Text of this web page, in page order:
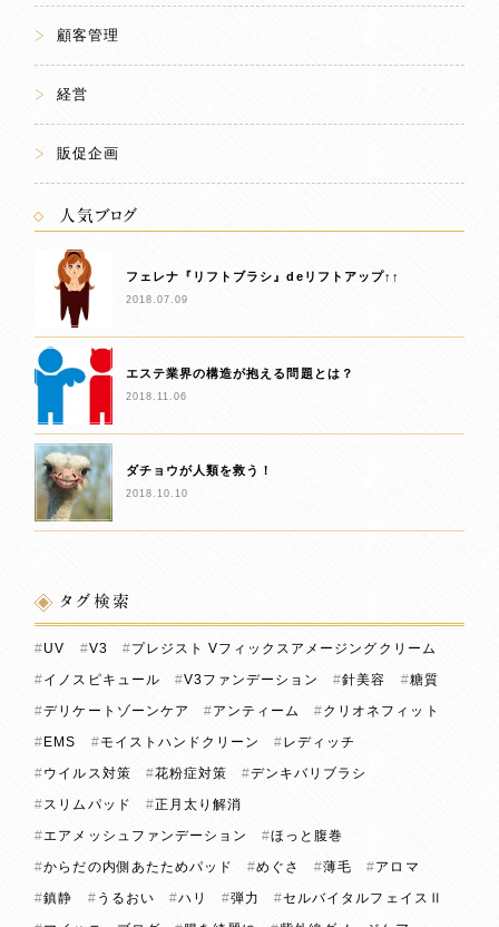
顧客管理
経営
販促企画
人気ブログ
フェレナ『リフトブラシ』deリフトアップ↑↑
2018.07.09
エステ業界の構造が抱える問題とは？
2018.11.06
ダチョウが人類を救う！
2018.10.10
タグ検索
UV V3
プレジスト Vフィックスアメージングクリーム
イノスピキュール
V3ファンデーション 針美容
糖質
デリケートゾーンケア
アンティーム
クリオネフィット
EMS
モイストハンドクリーン
レディッチ
ウイルス対策
花粉症対策
デンキバリブラシ
スリムパッド
正月太り解消
エアメッシュファンデーション
ほっと腹巻
からだの内側あたためパッド
めぐさ 薄毛
アロマ
鎮静
うるおい ハリ 弾力
セルバイタルフェイスⅡ